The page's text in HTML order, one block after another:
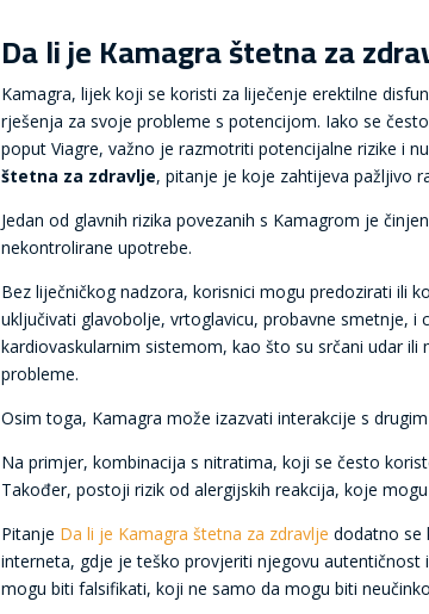
Da li je Kamagra štetna za
Kamagra, lijek koji se koristi za liječenje erektilne
rješenja za svoje probleme s potencijom. Iako se
poput Viagre, važno je razmotriti potencijalne rizike i
štetna za zdravlje, pitanje je koje zahtijeva pažljivo
Jedan od glavnih rizika povezanih s Kamagrom je
nekontrolirane upotrebe.
Bez liječničkog nadzora, korisnici mogu predozirati ili
uključivati glavobolje, vrtoglavicu, probavne smetnje,
kardiovaskularnim sistemom, kao što su srčani udar
probleme.
Osim toga, Kamagra može izazvati interakcije s
Na primjer, kombinacija s nitratima, koji se često
Također, postoji rizik od alergijskih reakcija, koje
Pitanje Da li je Kamagra štetna za zdravlje dodatno se
interneta, gdje je teško provjeriti njegovu
mogu biti falsifikati, koji ne samo da mogu biti